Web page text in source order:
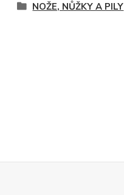
NOŽE, NŮŽKY A PILY